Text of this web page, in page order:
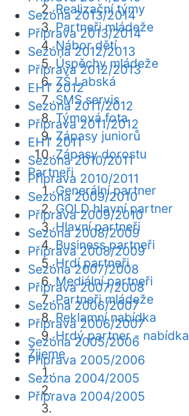
Realizační týmy
Partneři mládeže
Nábor dětí
Úspěchy mládeže
ZŠ Labská
SMS servis
Týmová fota
Zápasy juniorů
Zápasy dorostu
Partneři
Generální partner
GOLD hlavní partner
Hlavní partneři
Business partneři
Hrdí partneři
Mediální partneři
Partneři mládeže
Reklamní nabídka
Hrdý partner - nabídka
Žijeme
Sezóna 2013/2014
Příprava 2013/2014
Sezóna 2012/2013
Příprava 2012/2013
EHT 2012
Sezóna 2011/2012
Příprava 2011/2012
EHT 2011
Sezóna 2010/2011
Příprava 2010/2011
Sezóna 2009/2010
Příprava 2009/2010
Sezóna 2008/2009
Příprava 2008/2009
Sezóna 2007/2008
Příprava 2007/2008
Sezóna 2006/2007
Příprava 2006/2007
Sezóna 2005/2006
Příprava 2005/2006
Sezóna 2004/2005
Příprava 2004/2005